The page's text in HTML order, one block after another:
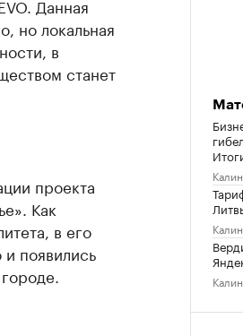
Данная
но локальная
в
станет
проекта
Как
в его
появились